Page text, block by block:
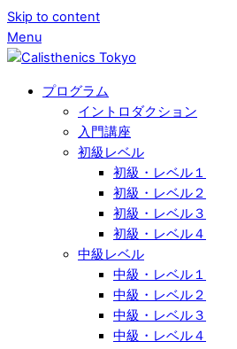
Skip to content
Menu
プログラム
イントロダクション
入門講座
初級レベル
初級・レベル１
初級・レベル２
初級・レベル３
初級・レベル４
中級レベル
中級・レベル１
中級・レベル２
中級・レベル３
中級・レベル４